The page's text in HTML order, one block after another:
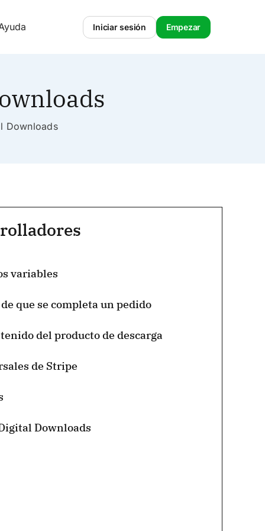
Iniciar sesión Empezar
Downloads
variables
que se completa un pedido
del producto de descarga
de Stripe
Downloads